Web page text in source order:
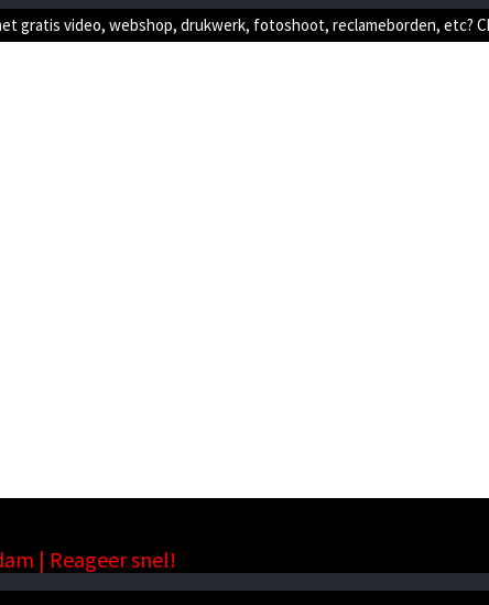
gratis video, webshop, drukwerk, fotoshoot, reclameborden, etc?
| Reageer snel!